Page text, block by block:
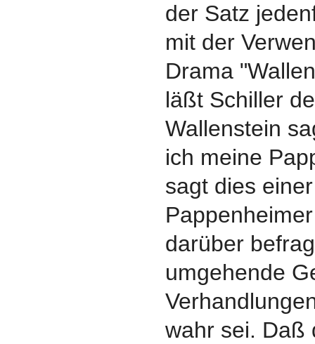
der Satz
mit der
Drama
läßt Schiller
Wallenstein
ich meine
sagt dies
darüber
umgehende
wahr sei. Daß